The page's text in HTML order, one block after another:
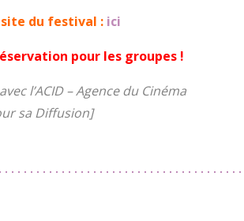
site du festival : ici
pour les groupes !
l’ACID – Agence du Cinéma
sa Diffusion]